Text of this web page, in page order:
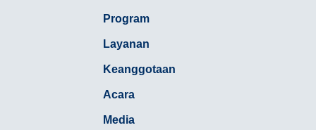
Program
Layanan
Keanggotaan
Acara
Media